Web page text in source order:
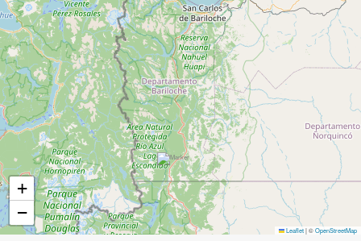
+
−
Leaflet|©OpenStreetMap